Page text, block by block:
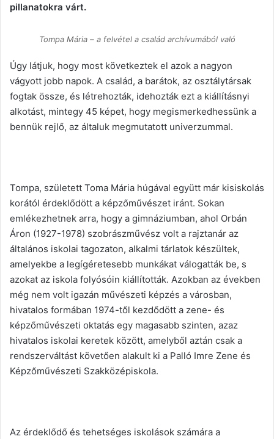
pillanatokra várt.
Tompa Mária – a felvétel a család archívumából való
Úgy látjuk, hogy most következtek el azok a nagyon
vágyott jobb napok. A család, a barátok, az osztálytársak
fogtak össze, és létrehozták, idehozták ezt a kiállításnyi
alkotást, mintegy 45 képet, hogy megismerkedhessünk a
bennük rejlő, az általuk megmutatott univerzummal.
Tompa, született Toma Mária húgával együtt már kisiskolás
korától érdeklődött a képzőművészet iránt. Sokan
emlékezhetnek arra, hogy a gimnáziumban, ahol Orbán
Áron (1927-1978) szobrászművész volt a rajztanár az
általános iskolai tagozaton, alkalmi tárlatok készültek,
amelyekbe a legígéretesebb munkákat válogatták be, s
azokat az iskola folyósóin kiállították. Azokban az években
még nem volt igazán művészeti képzés a városban,
hivatalos formában 1974-től kezdődött a zene- és
képzőművészeti oktatás egy magasabb szinten, azaz
hivatalos iskolai keretek között, amelyből aztán csak a
rendszerváltást követően alakult ki a Palló Imre Zene és
Képzőművészeti Szakközépiskola.
Az érdeklődő és tehetséges iskolások számára a